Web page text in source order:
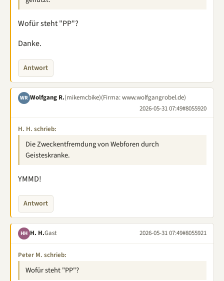
Wofür steht "PP"?
Danke.
Antwort
WR Wolfgang R.(mikemcbike)(Firma: www.wolfgangrobel.de)
2026-05-31 07:49#8055920
H. H. schrieb:
Die Zweckentfremdung von Webforen durch
Geisteskranke.
YMMD!
Antwort
HH H. H.Gast 2026-05-31 07:49#8055921
Peter M. schrieb:
Wofür steht "PP"?